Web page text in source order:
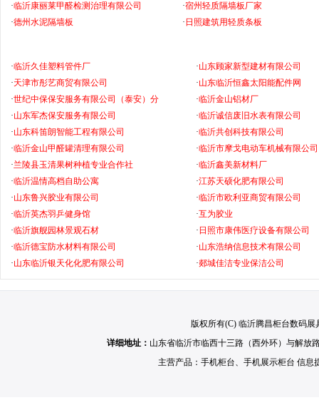
·临沂康丽莱甲醛检测治理有限公司 ·宿州轻质隔墙板厂家
·德州水泥隔墙板 · 日照建筑用轻质条板
·临沂久佳塑料管件厂 ·山东顾家新型建材有限公司
·天津市彤艺商贸有限公司 ·山东临沂恒鑫太阳能配件网
·世纪中保保安服务有限公司（泰安）分 ·临沂金山铝材厂
·山东军杰保安服务有限公司 ·临沂诚信废旧水表有限公司
·山东科笛朗智能工程有限公司 ·临沂共创科技有限公司
·临沂金山甲醛罐清理有限公司 ·临沂市摩戈电动车机械有限公司
·兰陵县玉清果树种植专业合作社 ·临沂鑫美新材料厂
·临沂温情高档自助公寓 ·江苏天硕化肥有限公司
·山东鲁兴胶业有限公司 ·临沂市欧利亚商贸有限公司
·临沂英杰羽乒健身馆 ·互为胶业
·临沂旗舰园林景观石材 · 日照市康伟医疗设备有限公司
·临沂德宝防水材料有限公司 ·山东浩纳信息技术有限公司
·山东临沂银天化化肥有限公司 ·郯城佳洁专业保洁公司
版权所有(C) 临沂腾昌柜台数码展
详细地址： 山东省临沂市临西十三路（西外环）与解放
主营产品： 手机柜台、 手机展示柜台 信息